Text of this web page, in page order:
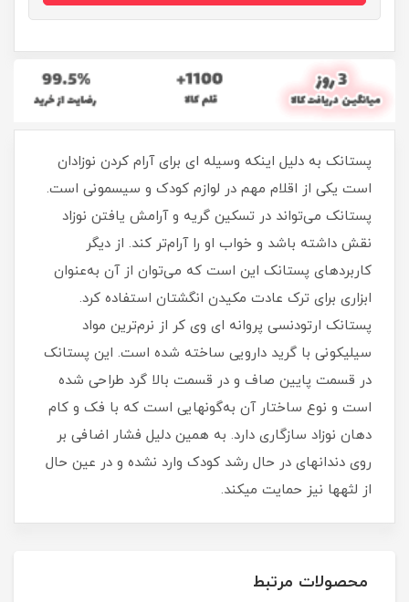
پستانک به دلیل اینکه وسیله ای برای آرام کردن نوزادان
است یکی از اقلام مهم در لوازم کودک و سیسمونی است.
پستانک می‌تواند در تسکین گریه و آرامش یافتن نوزاد
نقش داشته باشد و خواب او را آرام‌تر کند. از دیگر
کاربردهای پستانک این است که می‌توان از آن به‌عنوان
ابزاری برای ترک عادت مکیدن انگشتان استفاده کرد.
پستانک ارتودنسی پروانه ای وی کر از نرم‌ترین مواد
سیلیکونی با گرید دارویی ساخته شده است. این پستانک
در قسمت پایین صاف و در قسمت بالا گرد طراحی شده
است و نوع ساختار آن به‌گونه‎ایی است که با فک و کام
دهان نوزاد سازگاری دارد. به همین دلیل فشار اضافی بر
روی دندان‎های در حال رشد کودک وارد نشده و در عین حال
از لثه‎ها نیز حمایت می‎کند.
محصولات مرتبط